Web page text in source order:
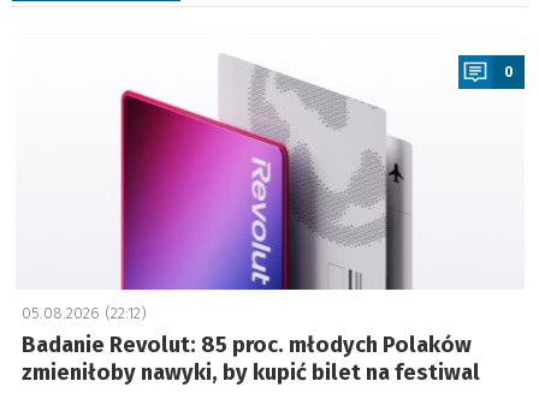
0
05.08.2026 (22:12)
Badanie Revolut: 85 proc. młodych Polaków
zmieniłoby nawyki, by kupić bilet na festiwal